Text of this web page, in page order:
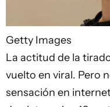
Getty Images
La actitud de la
vuelto en viral. Pero
sensación en